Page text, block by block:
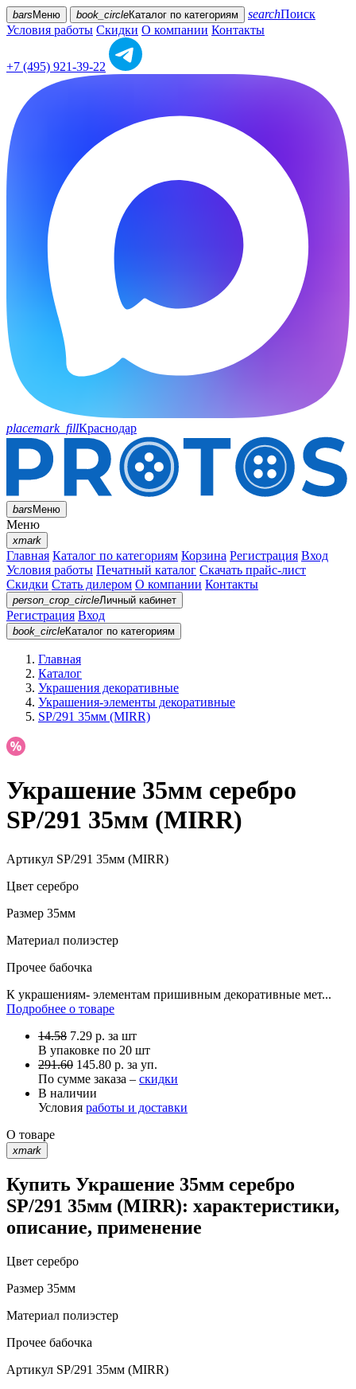
bars Меню book_circleКаталог по категориям searchПоиск
Условия работы Скидки О компании Контакты
+7 (495) 921-39-22
placemark_fillКраснодар
barsМеню
Меню
xmark
Главная Каталог по категориям Корзина Регистрация Вход
Условия работы Печатный каталог Скачать прайс-лист
Скидки Стать дилером О компании Контакты
person_crop_circleЛичный кабинет
Регистрация Вход
book_circleКаталог по категориям
Главная
Каталог
Украшения декоративные
Украшения-элементы декоративные
SP/291 35мм (MIRR)
Украшение 35мм серебро
SP/291 35мм (MIRR)
Артикул SP/291 35мм (MIRR)
Цвет серебро
Размер 35мм
Материал полиэстер
Прочее бабочка
К украшениям- элементам пришивным декоративные мет...
Подробнее о товаре
14.58 7.29 р. за шт
В упаковке по 20 шт
291.60 145.80 р. за уп.
По сумме заказа – скидки
В наличии
Условия работы и доставки
О товаре
xmark
Купить Украшение 35мм серебро
SP/291 35мм (MIRR): характеристики,
описание, применение
Цвет серебро
Размер 35мм
Материал полиэстер
Прочее бабочка
Артикул SP/291 35мм (MIRR)